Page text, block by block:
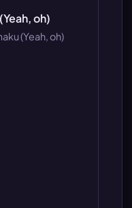
oh)
(Yeah, oh)